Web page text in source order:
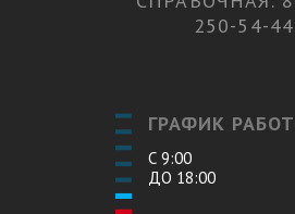
250-54-44
ГРАФИК
С 9:00
ДО 18:00